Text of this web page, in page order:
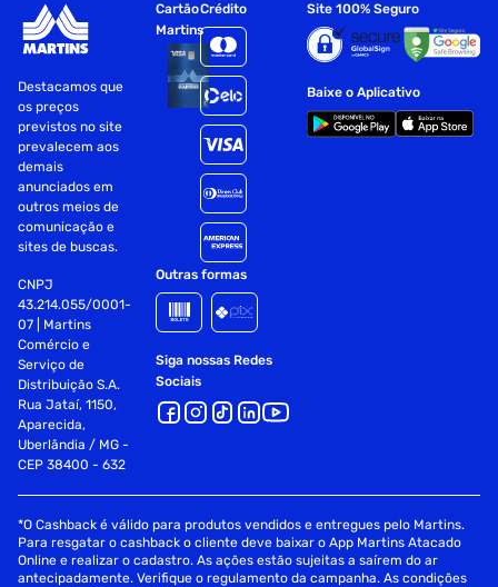
Destacamos que
os preços
previstos no site
prevalecem aos
demais
anunciados em
outros meios de
comunicação e
sites de buscas.
CNPJ
43.214.055/0001-
07 | Martins
Comércio e
Serviço de
Distribuição S.A.
Rua Jataí, 1150,
Aparecida,
Uberlândia / MG -
CEP 38400 - 632
Cartão
Martins
Crédito
Outras formas
Siga nossas Redes
Sociais
Site 100% Seguro
Baixe o Aplicativo
*O Cashback é válido para produtos vendidos e entregues pelo Martins.
Para resgatar o cashback o cliente deve baixar o App Martins Atacado
Online e realizar o cadastro. As ações estão sujeitas a saírem do ar
antecipadamente. Verifique o regulamento da campanha. As condições